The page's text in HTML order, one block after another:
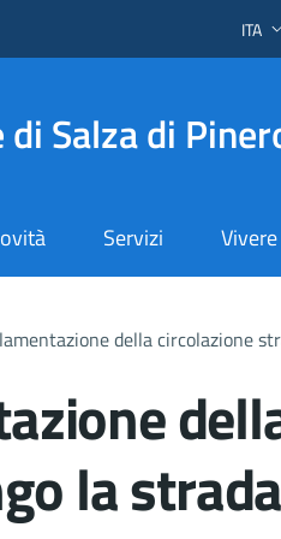
ITA
di Salza di
Servizi
della circolazione
la